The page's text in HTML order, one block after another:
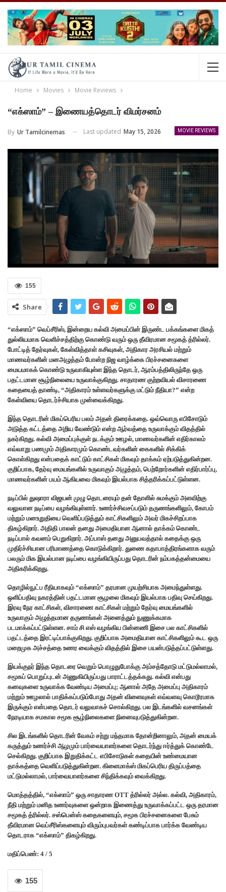
Home Movies Movie Reviews
“எக்ஸாம்” – இணையத்தொடர் விமர்சனம்
MOVIE REVIEWS
By Ur Tamilcinemas Last updated May 15, 2026
155
Share
“எக்ஸாம்” வெப்சீரிஸ், இன்றைய கல்வி அமைப்பின் இருண்ட பக்கங்களை மிகத்
துல்லியமாக வெளிச்சத்திற்கு கொண்டு வரும் ஒரு தீவிரமான சமூகத் த்ரில்லர்.
போட்டித் தேர்வுகள், கேள்வித்தாள் கசிவுகள், அதிகார அரசியல் மற்றும்
மாணவர்களின் மனஅழுத்தம் போன்ற நிஜ வாழ்க்கை பிரச்சனைகளை
மையமாகக் கொண்டு உருவாகியுள்ள இந்த தொடர், ஆரம்பத்திலிருந்தே ஒரு
பதட்டமான சூழ்நிலையை உருவாக்குகிறது. சாதாரண குற்றவியல் விசாரணை
கதையைத் தாண்டி, “அதிகாரம் உள்ளவர்களுக்கு மட்டும் நீதியா?” என்ற
கேள்வியை தொடர்ச்சியாக முன்வைக்கிறது.
இந்த தொடரின் மிகப்பெரிய பலம் அதன் திரைக்கதை. ஒவ்வொரு எபிசோடும்
அடுத்த கட்டத்தை அறிய வேண்டும் என்ற ஆர்வத்தை உருவாக்கும் விதத்தில்
நகர்கிறது. கல்வி அமைப்புக்குள் நடக்கும் ஊழல், மாணவர்களின் எதிர்காலம்
எவ்வாறு பணமும் அதிகாரமும் கொண்டவர்களின் கைகளில் சிக்கிக்
கொள்கிறது என்பதைக் காட்டும் காட்சிகள் மிகவும் தாக்கம் ஏற்படுத்துகின்றன.
குறிப்பாக, தேர்வு மையங்களில் உருவாகும் அழுத்தம், பெற்றோர்களின் எதிர்பார்ப்பு,
மாணவர்களின் பயம் ஆகியவை மிகவும் இயல்பாக சித்தரிக்கப்பட்டுள்ளன.
நடிப்பில் துஷாரா விஜயன் முழு தொடரையும் தன் தோளில் சுமக்கும் அளவிற்கு
வலுவான நடிப்பை வழங்கியுள்ளார். உணர்ச்சிவசப்படும் தருணங்களிலும், கோபம்
மற்றும் மனஉறுதியை வெளிப்படுத்தும் காட்சிகளிலும் அவர் மிகச்சிறப்பாக
திகழ்கிறார். அதிதி பாலன் தனது அமைதியான ஆனால் தாக்கம் கொண்ட
நடிப்பால் கவனம் பெறுகிறார். அப்பாஸ் தனது அனுபவத்தால் கதைக்கு ஒரு
முதிர்ச்சியான பரிமாணத்தை கொடுக்கிறார். துணை கதாபாத்திரங்களாக வரும்
பலரும் மிக இயல்பான நடிப்பை வழங்கியிருப்பது தொடரின் நம்பகத்தன்மையை
அதிகரிக்கிறது.
தொழில்நுட்ப ரீதியாகவும் “எக்ஸாம்” தரமான முயற்சியாக அமைந்துள்ளது.
ஒளிப்பதிவு நகரத்தின் பதட்டமான சூழலை மிகவும் இயல்பாக பதிவு செய்கிறது.
இரவு நேர காட்சிகள், விசாரணை காட்சிகள் மற்றும் தேர்வு மையங்களில்
உருவாகும் அழுத்தமான தருணங்கள் அனைத்தும் நுணுக்கமாக
படமாக்கப்பட்டுள்ளன. சாம் சி எஸ் வழங்கிய பின்னணி இசை பல காட்சிகளில்
பதட்டத்தை இரட்டிப்பாக்குகிறது. குறிப்பாக அமைதியான காட்சிகளிலும் கூட ஒரு
மறைமுக அச்சத்தை உணர வைக்கும் விதத்தில் இசை பயன்படுத்தப்பட்டுள்ளது.
இயக்குநர் இந்த தொடரை வெறும் பொழுதுபோக்கு அம்சத்தோடு மட்டுமல்லாமல்,
சமூகப் பொறுப்புடன் அணுகியிருப்பது பாராட்டத்தக்கது. கல்வி என்பது
கனவுகளை உருவாக்க வேண்டிய அமைப்பு; ஆனால் அதே அமைப்பு அதிகாரம்
மற்றும் ஊழலால் பாதிக்கப்படும்போது அதன் விளைவுகள் எவ்வளவு கொடூரமாக
இருக்கும் என்பதை தொடர் வலுவாகச் சொல்கிறது. பல இடங்களில் வசனங்கள்
நேரடியாக சமகால சமூக சூழ்நிலைகளை நினைவுபடுத்துகின்றன.
சில இடங்களில் தொடரின் வேகம் சற்று மந்தமாக தோன்றினாலும், அதன் மையக்
கருத்தும் உணர்ச்சி ஆழமும் பார்வையாளர்களை தொடர்ந்து ஈர்த்துக் கொண்டே
செல்கிறது. குறிப்பாக இறுதிக்கட்ட எபிசோடுகள் கதையின் உண்மையான
தாக்கத்தை வெளிப்படுத்துகின்றன. கிளைமாக்ஸ் மிகப்பெரிய திருப்பத்தை
மட்டுமல்லாமல், பார்வையாளர்களை சிந்திக்கவும் வைக்கிறது.
மொத்தத்தில், “எக்ஸாம்” ஒரு சாதாரண OTT த்ரில்லர் அல்ல. கல்வி, அதிகாரம்,
நீதி மற்றும் மனித உணர்வுகளை ஒன்றாக இணைத்து உருவாக்கப்பட்ட ஒரு தரமான
சமூகத் த்ரில்லர். சஸ்பென்ஸ் கதைகளையும், சமூக பிரச்சனைகளை பேசும்
தீவிரமான வெப்சீரிஸ்களையும் விரும்புபவர்கள் கண்டிப்பாக பார்க்க வேண்டிய
தொடராக “எக்ஸாம்” திகழ்கிறது.
மதிப்பெண்: 4 / 5
155